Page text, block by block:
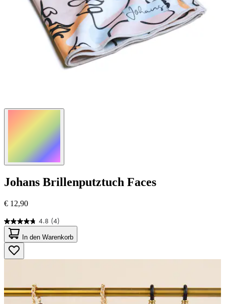
Johans Brillenputztuch Faces
€ 12,90
4.8 (4)
4.8
von
5
Sternen.
4
In den Warenkorb